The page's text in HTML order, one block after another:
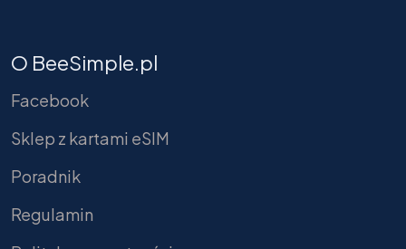
O BeeSimple.pl
Facebook
Sklep z kartami eSIM
Poradnik
Regulamin